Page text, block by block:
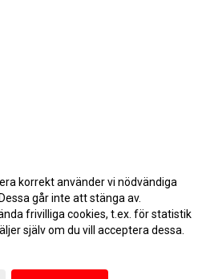
korrekt använder vi nödvändiga
går inte att stänga av.
frivilliga cookies, t.ex. för statistik
själv om du vill acceptera dessa.